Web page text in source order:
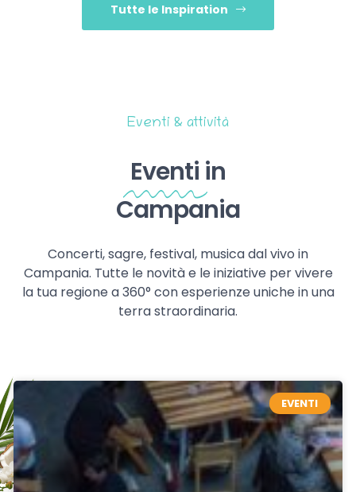
Tutte le Inspiration
Eventi & attività
Eventi in
Campania
Concerti, sagre, festival, musica dal vivo in
Campania. Tutte le novità e le iniziative per vivere
la tua regione a 360° con esperienze uniche in una
terra straordinaria.
EVENTI